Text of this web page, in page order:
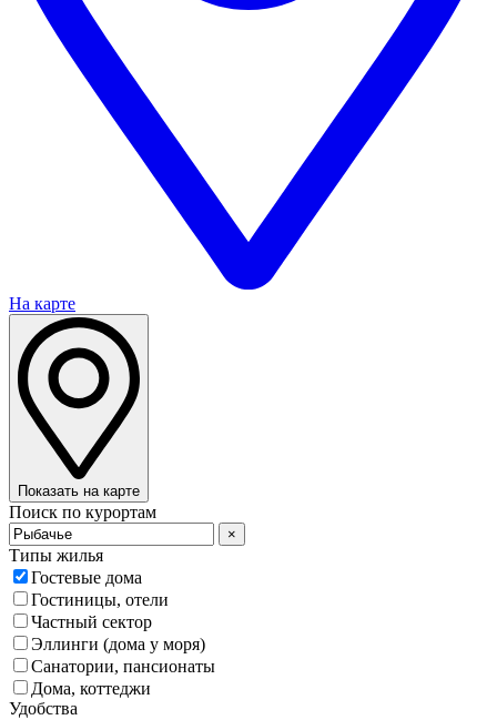
На карте
Показать на карте
Поиск по курортам
×
Типы жилья
Гостевые дома
Гостиницы, отели
Частный сектор
Эллинги (дома у моря)
Санатории, пансионаты
Дома, коттеджи
Удобства